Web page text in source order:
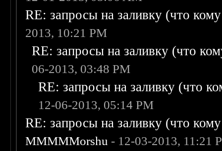
RE: запросы на заливку (что
2013, 10:21 PM
RE: запросы на заливку (что
06-2013, 03:48 PM
RE: запросы на заливку (что
12-06-2013, 05:14 PM
RE: запросы на заливку (что
MMMMMorshu - 12-03-2013, 11:21